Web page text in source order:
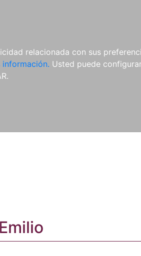
relacionada con sus
información. Usted puede
Y
MATERIAL
COMPLEMENTARIO